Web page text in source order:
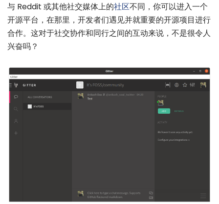
与 Reddit 或其他社交媒体上的社区不同，你可以进入一个
开源平台，在那里，开发者们遇见并就重要的开源项目进行
合作。这对于社交协作和同行之间的互动来说，不是很令人
兴奋吗？